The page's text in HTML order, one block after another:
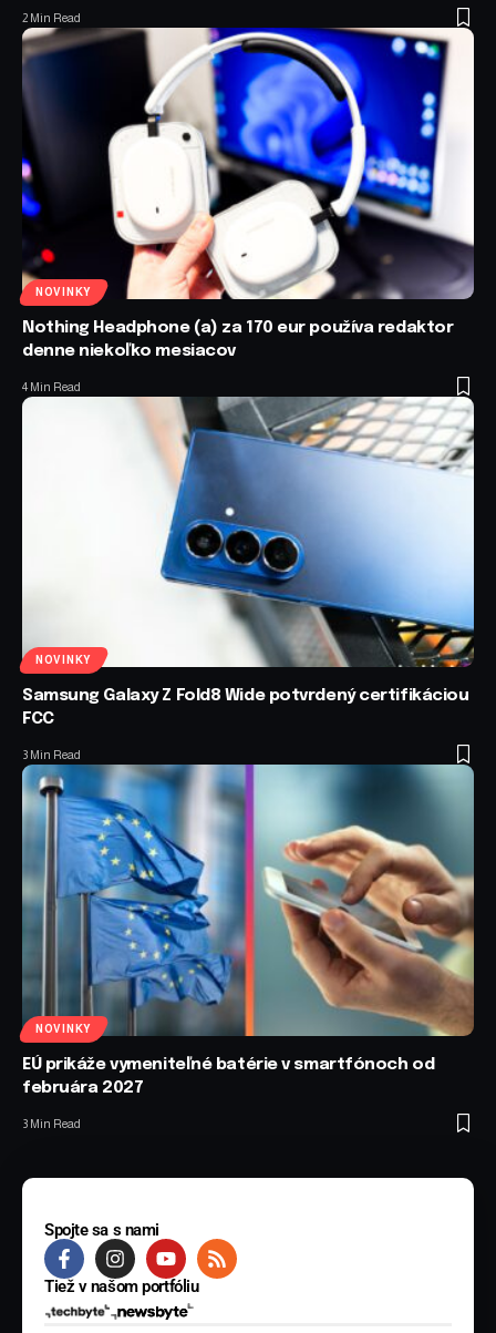
2 Min Read
NOVINKY
Nothing Headphone (a) za 170 eur používa redaktor
denne niekoľko mesiacov
4 Min Read
NOVINKY
Samsung Galaxy Z Fold8 Wide potvrdený certifikáciou
FCC
3 Min Read
NOVINKY
EÚ prikáže vymeniteľné batérie v smartfónoch od
februára 2027
3 Min Read
Spojte sa s nami
Tiež v našom portfóliu